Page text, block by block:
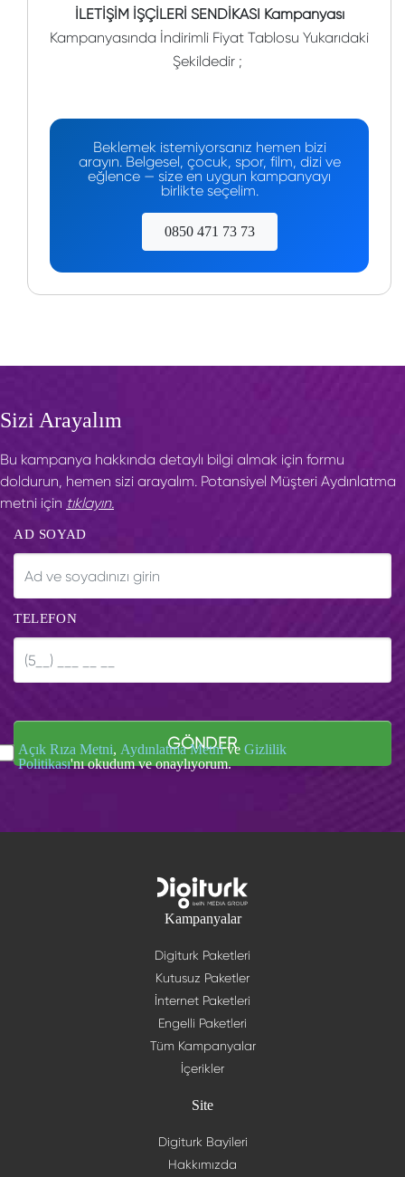
İLETİŞİM İŞÇİLERİ SENDİKASI Kampanyası
Kampanyasında İndirimli Fiyat Tablosu Yukarıdaki
Şekildedir ;
Beklemek istemiyorsanız hemen bizi
arayın. Belgesel, çocuk, spor, film, dizi ve
eğlence — size en uygun kampanyayı
birlikte seçelim.
0850 471 73 73
Sizi Arayalım
Bu kampanya hakkında detaylı bilgi almak için formu
doldurun, hemen sizi arayalım. Potansiyel Müşteri Aydınlatma
metni için tıklayın.
AD SOYAD
TELEFON
GÖNDER
Açık Rıza Metni, Aydınlatma Metnive Gizlilik
Politikası'nı okudum ve onaylıyorum.
Kampanyalar
Digiturk Paketleri
Kutusuz Paketler
İnternet Paketleri
Engelli Paketleri
Tüm Kampanyalar
İçerikler
Site
Digiturk Bayileri
Hakkımızda